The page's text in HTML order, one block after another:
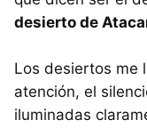
desierto de
Los desiertos me
atención, el
iluminadas